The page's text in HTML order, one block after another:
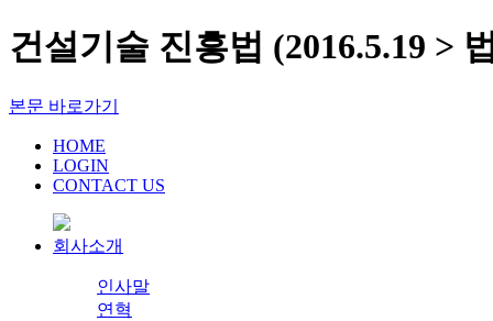
건설기술 진흥법 (2016.5.19 >
본문 바로가기
HOME
LOGIN
CONTACT US
회사소개
인사말
연혁